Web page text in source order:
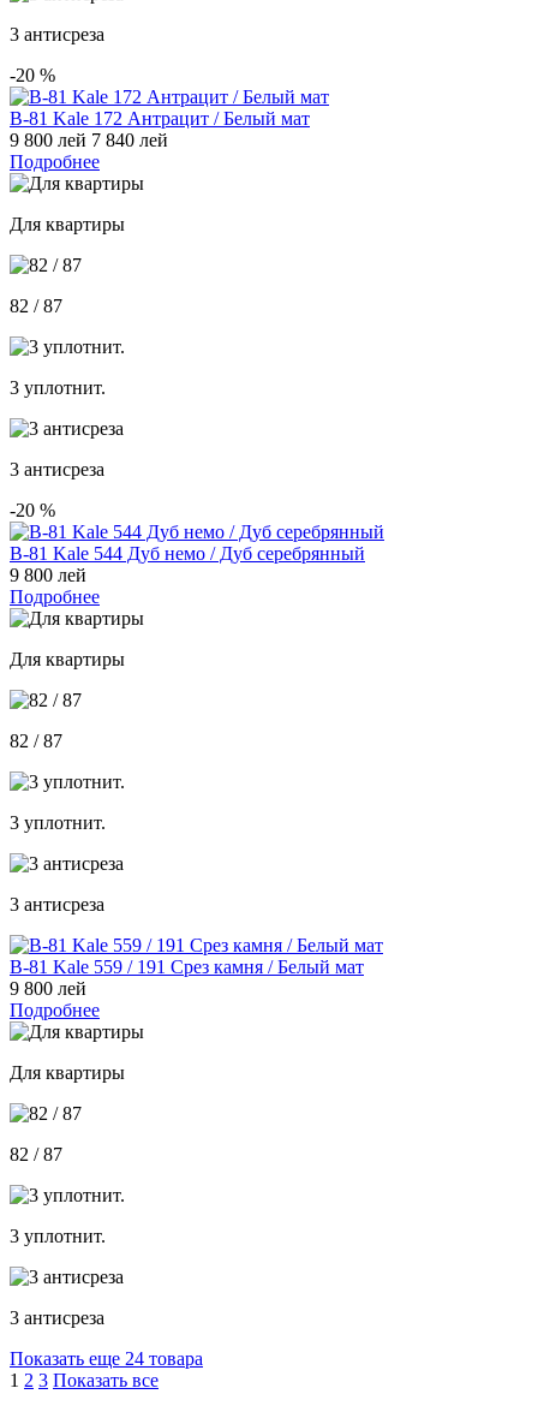
3 антисреза
-20 %
В-81 Kale 172 Антрацит / Белый мат
9 800 лей 7 840 лей
Подробнее
Для квартиры
82 / 87
3 уплотнит.
3 антисреза
-20 %
В-81 Kale 544 Дуб немо / Дуб серебрянный
9 800 лей
Подробнее
Для квартиры
82 / 87
3 уплотнит.
3 антисреза
В-81 Kale 559 / 191 Срез камня / Белый мат
9 800 лей
Подробнее
Для квартиры
82 / 87
3 уплотнит.
3 антисреза
Показать еще 24 товара
1 2 3 Показать все